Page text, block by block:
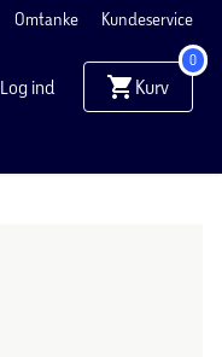
Omtanke Kundeservice
Log ind Kurv
0